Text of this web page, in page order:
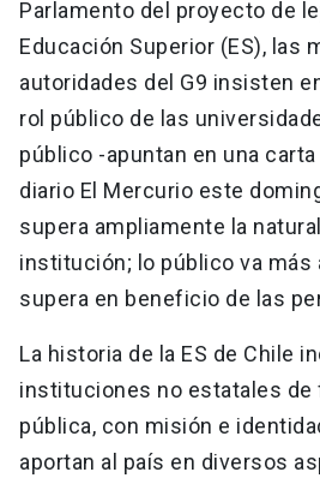
Parlamento del proyecto de
Educación Superior (ES), las
autoridades del G9 insisten
rol público de las
público -apuntan en una carta
diario El Mercurio este
supera ampliamente la
institución; lo público va más
supera en beneficio de las
La historia de la ES de Chile
instituciones no estatales de
pública, con misión e
aportan al país en diversos